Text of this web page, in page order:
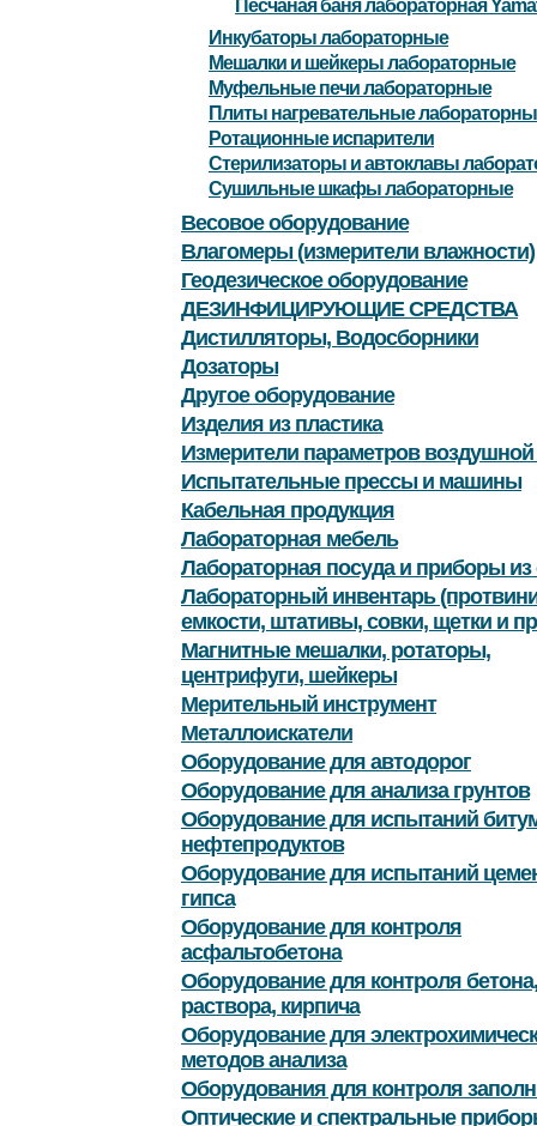
Песчаная баня лабораторная
Инкубаторы лабораторные
Мешалки и шейкеры лабораторные
Муфельные печи лабораторные
Плиты нагревательные
Ротационные испарители
Стерилизаторы и автоклавы
Сушильные шкафы лабораторные
Весовое оборудование
Влагомеры (измерители влажности)
Геодезическое оборудование
ДЕЗИНФИЦИРУЮЩИЕ СРЕДСТВА
Дистилляторы, Водосборники
Дозаторы
Другое оборудование
Изделия из пластика
Измерители параметров
Испытательные прессы и машины
Кабельная продукция
Лабораторная мебель
Лабораторная посуда и приборы из
Лабораторный инвентарь
емкости, штативы, совки, щетки и
Магнитные мешалки, ротаторы,
центрифуги, шейкеры
Мерительный инструмент
Металлоискатели
Оборудование для автодорог
Оборудование для анализа грунтов
Оборудование для испытаний
нефтепродуктов
Оборудование для испытаний
гипса
Оборудование для контроля
асфальтобетона
Оборудование для контроля бетона,
раствора, кирпича
Оборудование для
методов анализа
Оборудования для контроля
Оптические и спектральные